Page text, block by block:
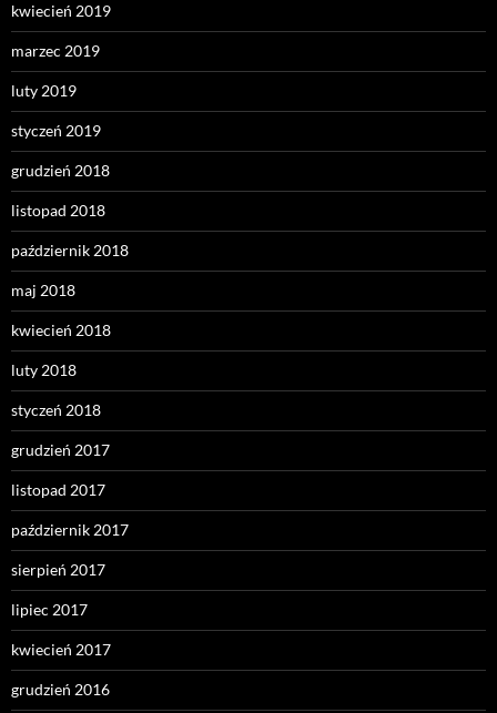
kwiecień 2019
marzec 2019
luty 2019
styczeń 2019
grudzień 2018
listopad 2018
październik 2018
maj 2018
kwiecień 2018
luty 2018
styczeń 2018
grudzień 2017
listopad 2017
październik 2017
sierpień 2017
lipiec 2017
kwiecień 2017
grudzień 2016